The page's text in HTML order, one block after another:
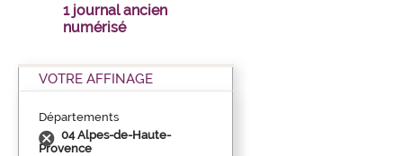
1 journal ancien
numérisé
VOTRE AFFINAGE
Départements
04 Alpes-de-Haute-
Provence